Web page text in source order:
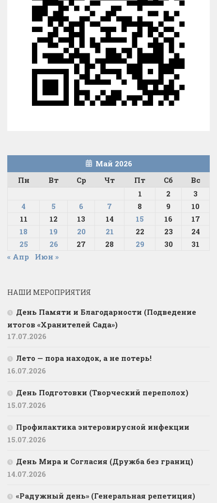
Май 2026
Пн
Вт Ср Чт Пт Сб
Вс
1
2
3
4
5 6 7 8 9
10
11
12 13 14 15 16
17
18
19 20 21 22 23
24
25
26 27 28 29 30
31
« Апр
Июн »
НАШИ МЕРОПРИЯТИЯ
День Памяти и Благодарности (Подведение
итогов «Хранителей Сада»)
17.07.2026
Лето — пора находок, а не потерь!
16.07.2026
День Подготовки (Творческий переполох)
15.07.2026
Профилактика энтеровирусной инфекции
15.07.2026
День Мира и Согласия (Дружба без границ)
14.07.2026
«Радужный день» (Генеральная репетиция)